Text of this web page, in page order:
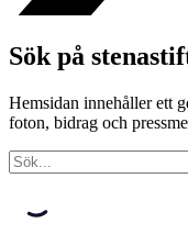
Sök på
Hemsidan innehåller ett
foton, bidrag och